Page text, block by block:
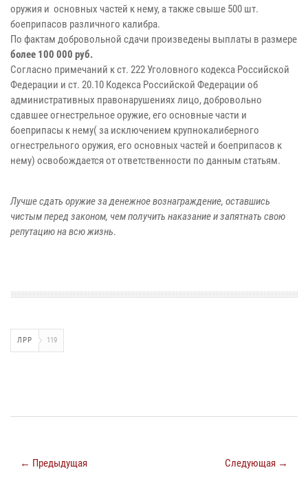
оружия и основных частей к нему, а также свыше 500 шт.
боеприпасов различного калибра.
По фактам добровольной сдачи произведены выплаты в размере
более 100 000 руб.
Согласно примечаний к ст. 222 Уголовного кодекса Российской
Федерации и ст. 20.10 Кодекса Российской Федерации об
административных правонарушениях лицо, добровольно
сдавшее огнестрельное оружие, его основные части и
боеприпасы к нему( за исключением крупнокалиберного
огнестрельного оружия, его основных частей и боеприпасов к
нему) освобождается от ответственности по данным статьям.
Лучше сдать оружие за денежное вознаграждение, оставшись
чистым перед законом, чем получить наказание и запятнать свою
репутацию на всю жизнь.
ЛРР 119
← Предыдущая Следующая →